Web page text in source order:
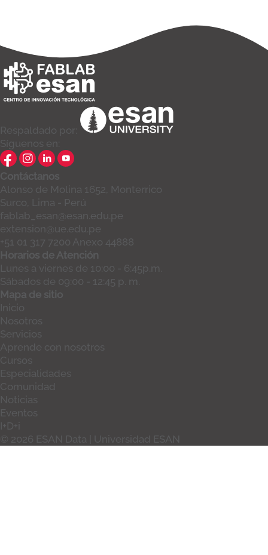
Respaldado por:
Síguenos en:
Contáctanos
Alonso de Molina 1652, Monterrico
Surco, Lima - Perú
fablab_esan@esan.edu.pe
extension@ue.edu.pe
+51 01 317 7200 Anexo 44888
Horarios de Atención
Lunes a viernes de 10:00 - 6:45p.m.
Sábados de 09:00 - 12:45 p. m.
Mapa de sitio
Inicio
Nosotros
Servicios
Aprende con nosotros
Cursos
Especialidades
Comunidad
Noticias
Eventos
I+D+i
© 2026 ESAN Data | Universidad ESAN